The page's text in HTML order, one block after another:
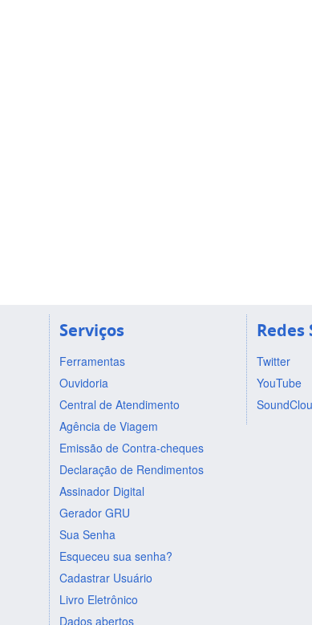
Serviços
Ferramentas
Ouvidoria
Central de Atendimento
Agência de Viagem
Emissão de Contra-cheques
Declaração de Rendimentos
Assinador Digital
Gerador GRU
Sua Senha
Esqueceu sua senha?
Cadastrar Usuário
Livro Eletrônico
Dados abertos
Redes
Twitter
YouTube